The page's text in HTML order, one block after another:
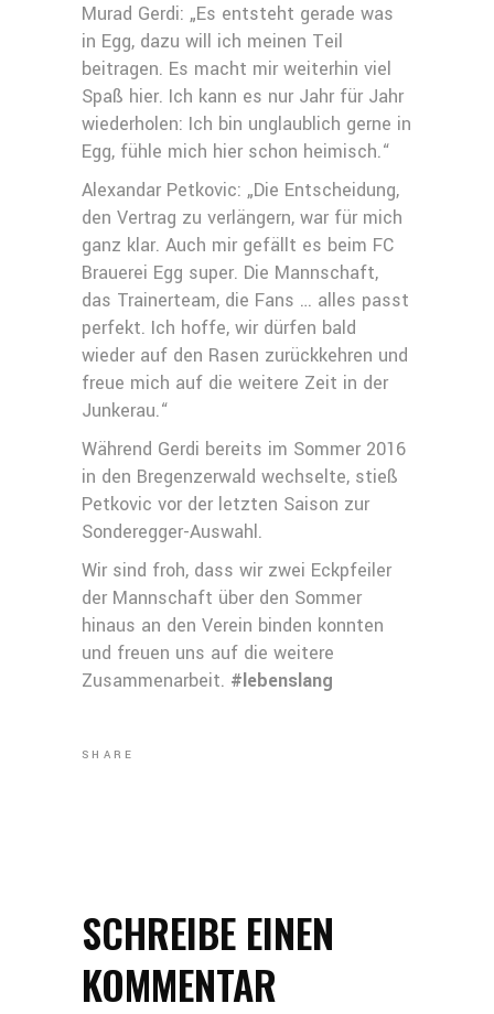
Murad Gerdi: „Es entsteht gerade was
in Egg, dazu will ich meinen Teil
beitragen. Es macht mir weiterhin viel
Spaß hier. Ich kann es nur Jahr für Jahr
wiederholen: Ich bin unglaublich gerne in
Egg, fühle mich hier schon heimisch.“
Alexandar Petkovic: „Die Entscheidung,
den Vertrag zu verlängern, war für mich
ganz klar. Auch mir gefällt es beim FC
Brauerei Egg super. Die Mannschaft,
das Trainerteam, die Fans … alles passt
perfekt. Ich hoffe, wir dürfen bald
wieder auf den Rasen zurückkehren und
freue mich auf die weitere Zeit in der
Junkerau.“
Während Gerdi bereits im Sommer 2016
in den Bregenzerwald wechselte, stieß
Petkovic vor der letzten Saison zur
Sonderegger-Auswahl.
Wir sind froh, dass wir zwei Eckpfeiler
der Mannschaft über den Sommer
hinaus an den Verein binden konnten
und freuen uns auf die weitere
Zusammenarbeit. #lebenslang
SHARE
SCHREIBE EINEN
KOMMENTAR